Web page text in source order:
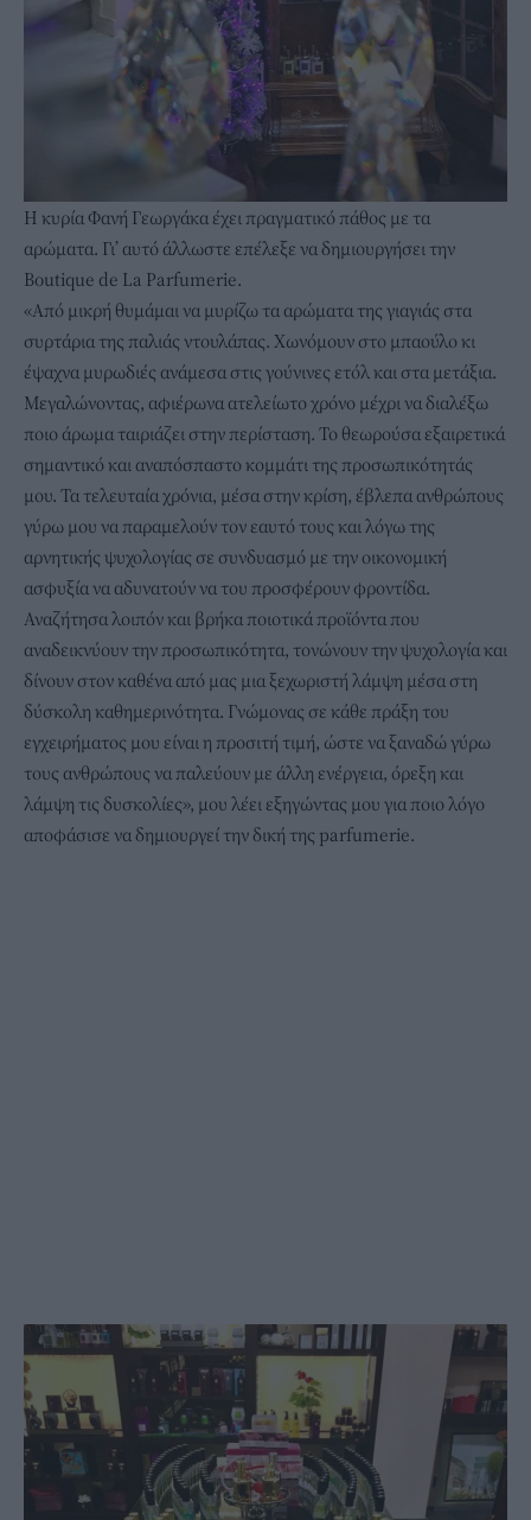
Η κυρία Φανή Γεωργάκα έχει πραγματικό πάθος με τα
αρώματα. Γι’ αυτό άλλωστε επέλεξε να δημιουργήσει την
Boutique de La Parfumerie.
«Από μικρή θυμάμαι να μυρίζω τα αρώματα της γιαγιάς στα
συρτάρια της παλιάς ντουλάπας. Χωνόμουν στο μπαούλο κι
έψαχνα μυρωδιές ανάμεσα στις γούνινες ετόλ και στα μετάξια.
Μεγαλώνοντας, αφιέρωνα ατελείωτο χρόνο μέχρι να διαλέξω
ποιο άρωμα ταιριάζει στην περίσταση. Το θεωρούσα εξαιρετικά
σημαντικό και αναπόσπαστο κομμάτι της προσωπικότητάς
μου. Τα τελευταία χρόνια, μέσα στην κρίση, έβλεπα ανθρώπους
γύρω μου να παραμελούν τον εαυτό τους και λόγω της
αρνητικής ψυχολογίας σε συνδυασμό με την οικονομική
ασφυξία να αδυνατούν να του προσφέρουν φροντίδα.
Αναζήτησα λοιπόν και βρήκα ποιοτικά προϊόντα που
αναδεικνύουν την προσωπικότητα, τονώνουν την ψυχολογία και
δίνουν στον καθένα από μας μια ξεχωριστή λάμψη μέσα στη
δύσκολη καθημερινότητα. Γνώμονας σε κάθε πράξη του
εγχειρήματος μου είναι η προσιτή τιμή, ώστε να ξαναδώ γύρω
τους ανθρώπους να παλεύουν με άλλη ενέργεια, όρεξη και
λάμψη τις δυσκολίες», μου λέει εξηγώντας μου για ποιο λόγο
αποφάσισε να δημιουργεί την δική της parfumerie.